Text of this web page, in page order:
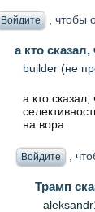
Войдите , чтобы
а кто
builder (не
а кто
на вора.
Войдите ,
Трамп